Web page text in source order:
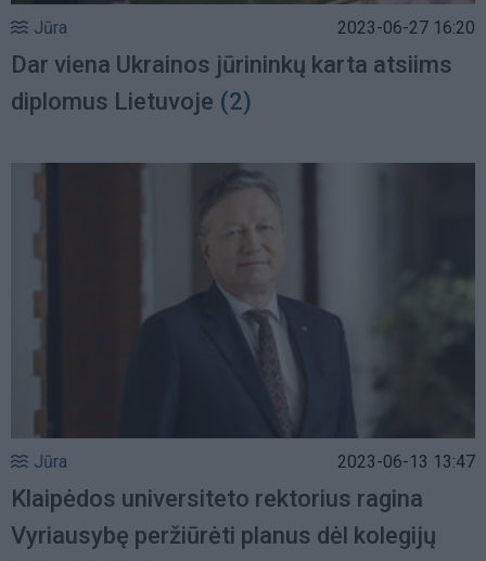
Jūra 2023-06-27 16:20
Dar viena Ukrainos jūrininkų karta atsiims
diplomus Lietuvoje (2)
Jūra 2023-06-13 13:47
Klaipėdos universiteto rektorius ragina
Vyriausybę peržiūrėti planus dėl kolegijų